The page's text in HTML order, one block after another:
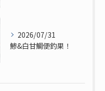
2026/07/31
鯵&白甘鯛便釣果！